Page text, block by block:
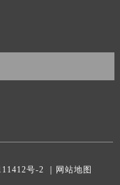
号-2 ｜网站地图